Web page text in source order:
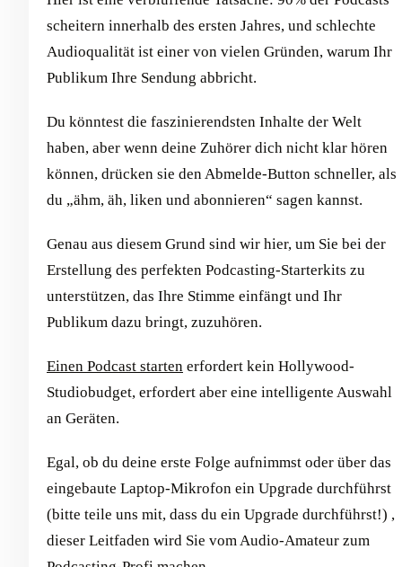
scheitern innerhalb des ersten Jahres, und schlechte
Audioqualität ist einer von vielen Gründen, warum Ihr
Publikum Ihre Sendung abbricht.
Du könntest die faszinierendsten Inhalte der Welt
haben, aber wenn deine Zuhörer dich nicht klar hören
können, drücken sie den Abmelde-Button schneller, als
du „ähm, äh, liken und abonnieren“ sagen kannst.
Genau aus diesem Grund sind wir hier, um Sie bei der
Erstellung des perfekten Podcasting-Starterkits zu
unterstützen, das Ihre Stimme einfängt und Ihr
Publikum dazu bringt, zuzuhören.
Einen Podcast starten erfordert kein Hollywood-
Studiobudget, erfordert aber eine intelligente Auswahl
an Geräten.
Egal, ob du deine erste Folge aufnimmst oder über das
eingebaute Laptop-Mikrofon ein Upgrade durchführst
(bitte teile uns mit, dass du ein Upgrade durchführst!) ,
dieser Leitfaden wird Sie vom Audio-Amateur zum